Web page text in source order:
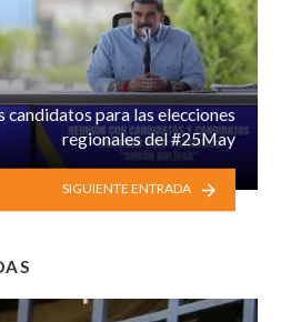
candidatos para las elecciones
regionales del #25May
SIGUIENTE ENTRADA